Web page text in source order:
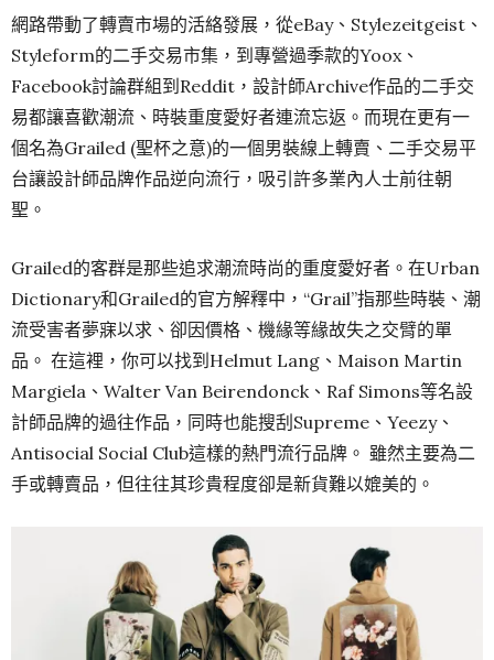
網路帶動了轉賣市場的活絡發展，從eBay、Stylezeitgeist、
Styleform的二手交易市集，到專營過季款的Yoox、
Facebook討論群組到Reddit，設計師Archive作品的二手交
易都讓喜歡潮流、時裝重度愛好者連流忘返。而現在更有一
個名為Grailed (聖杯之意)的一個男裝線上轉賣、二手交易平
台讓設計師品牌作品逆向流行，吸引許多業內人士前往朝
聖。
Grailed的客群是那些追求潮流時尚的重度愛好者。在Urban
Dictionary和Grailed的官方解釋中，“Grail”指那些時裝、潮
流受害者夢寐以求、卻因價格、機緣等緣故失之交臂的單
品。 在這裡，你可以找到Helmut Lang、Maison Martin
Margiela、Walter Van Beirendonck、Raf Simons等名設
計師品牌的過往作品，同時也能搜刮Supreme、Yeezy、
Antisocial Social Club這樣的熱門流行品牌。 雖然主要為二
手或轉賣品，但往往其珍貴程度卻是新貨難以媲美的。